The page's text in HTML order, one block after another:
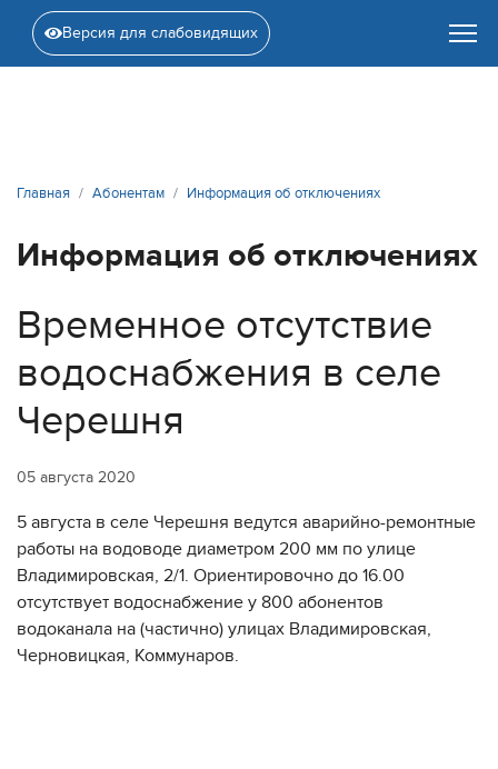
Версия для слабовидящих
Главная Абонентам Информация об отключениях
Информация об отключениях
Временное отсутствие
водоснабжения в селе
Черешня
05 августа 2020
5 августа в селе Черешня ведутся аварийно-ремонтные
работы на водоводе диаметром 200 мм по улице
Владимировская, 2/1. Ориентировочно до 16.00
отсутствует водоснабжение у 800 абонентов
водоканала на (частично) улицах Владимировская,
Черновицкая, Коммунаров.